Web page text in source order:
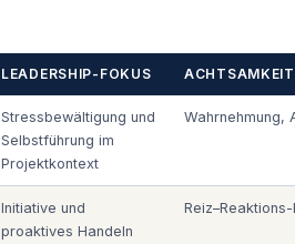
LEADERSHIP-FOKUS
Stressbewältigung und
Selbstführung im
Projektkontext
Wahrnehmung,
Initiative und
proaktives Handeln